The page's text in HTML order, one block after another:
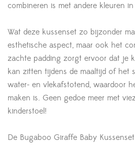
combineren is met andere kleuren in
Wat deze kussenset zo bijzonder
esthetische aspect, maar ook het
zachte padding zorgt ervoor dat je
kan zitten tijdens de maaltijd of het
water- en vlekafstotend, waardoor
maken is. Geen gedoe meer met
kinderstoel!
De Bugaboo Giraffe Baby